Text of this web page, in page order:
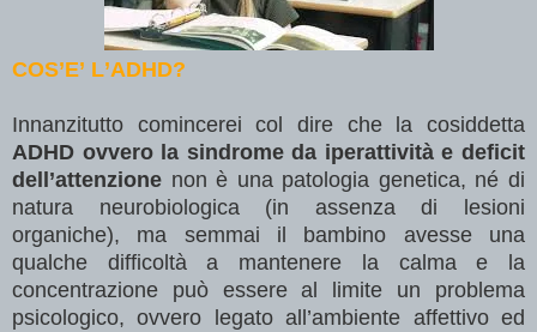
COS’E’ L’ADHD?
Innanzitutto comincerei col dire che la cosiddetta
ADHD ovvero la sindrome da iperattività e deficit
dell’attenzione non è una patologia genetica, né di
natura neurobiologica (in assenza di lesioni
organiche), ma semmai il bambino avesse una
qualche difficoltà a mantenere la calma e la
concentrazione può essere al limite un problema
psicologico, ovvero legato all’ambiente affettivo ed